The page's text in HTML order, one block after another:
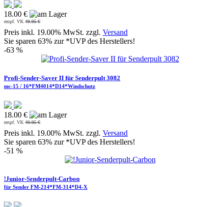
18.00 €
empf. VK 49.95 €
Preis inkl. 19.00% MwSt. zzgl. Versand
Sie sparen 63% zur *UVP des Herstellers!
-63 %
Profi-Sender-Saver II für Senderpult 3082
mc-15 / 16*FM4014*D14*Windschutz
18.00 €
empf. VK 49.95 €
Preis inkl. 19.00% MwSt. zzgl. Versand
Sie sparen 63% zur *UVP des Herstellers!
-51 %
!Junior-Senderpult-Carbon
für Sender FM-214*FM-314*D4-X